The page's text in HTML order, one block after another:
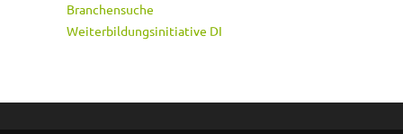
Branchensuche
Weiterbildungsinitiative DI